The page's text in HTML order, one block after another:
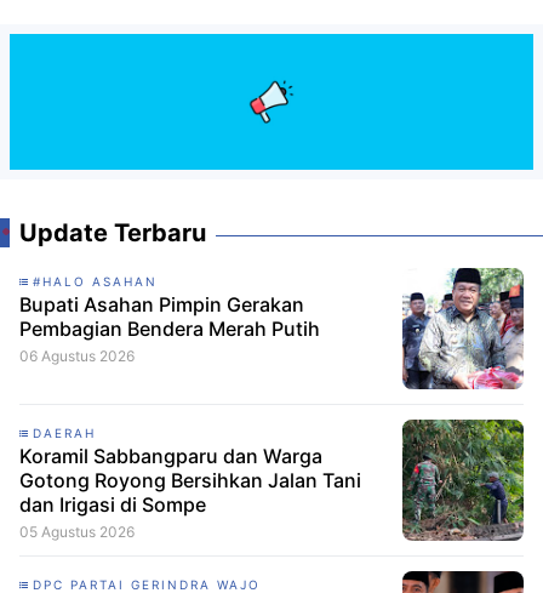
Update Terbaru
#HALO ASAHAN
Bupati Asahan Pimpin Gerakan
Pembagian Bendera Merah Putih
06 Agustus 2026
DAERAH
Koramil Sabbangparu dan Warga
Gotong Royong Bersihkan Jalan Tani
dan Irigasi di Sompe
05 Agustus 2026
DPC PARTAI GERINDRA WAJO